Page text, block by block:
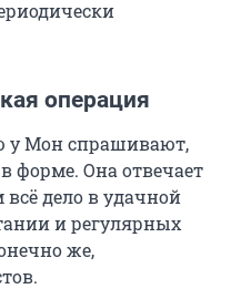
операция
у Мон спрашивают,
форме. Она отвечает
дело в удачной
и регулярных
же,